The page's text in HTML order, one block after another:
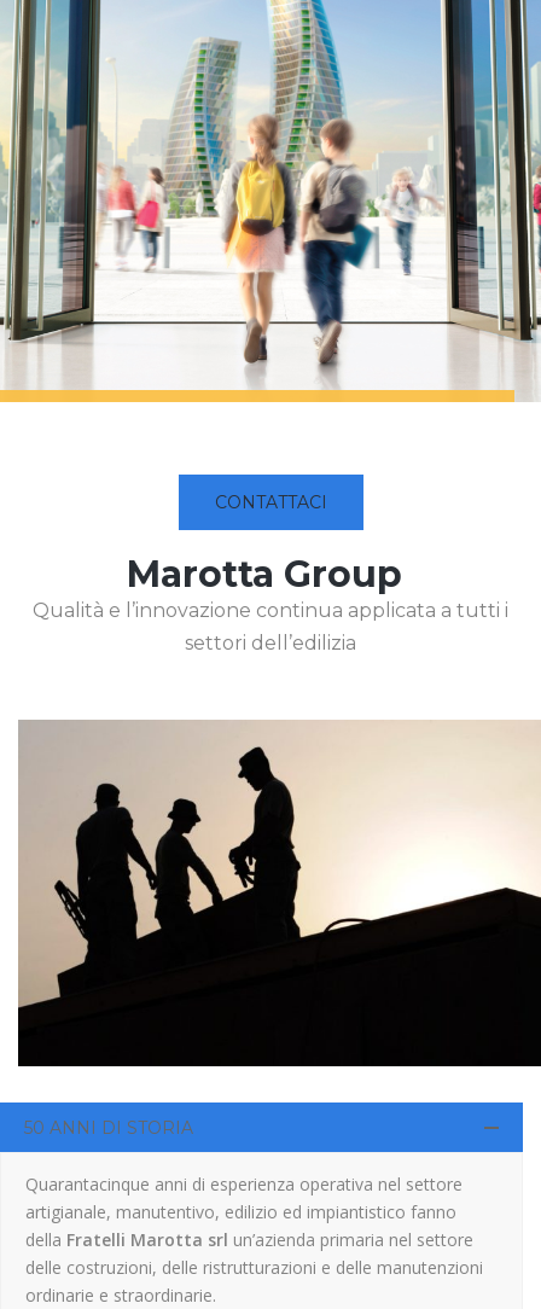
CONTATTACI
Marotta Group
Qualità e l’innovazione continua applicata a tutti i
settori dell’edilizia
50 ANNI DI STORIA
Quarantacinque anni di esperienza operativa nel settore
artigianale, manutentivo, edilizio ed impiantistico fanno
della Fratelli Marotta srl un’azienda primaria nel settore
delle costruzioni, delle ristrutturazioni e delle manutenzioni
ordinarie e straordinarie.